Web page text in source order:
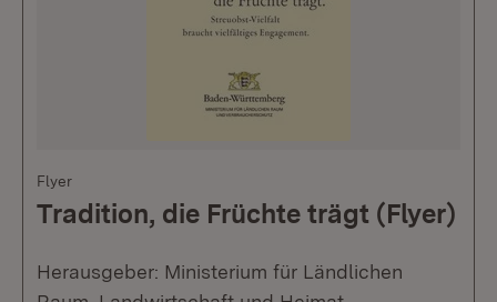
Flyer
Tradition, die Früchte trägt (Flyer)
Herausgeber: Ministerium für Ländlichen